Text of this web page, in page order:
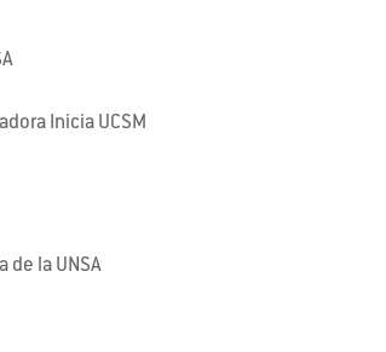
Inicia UCSM
de la UNSA